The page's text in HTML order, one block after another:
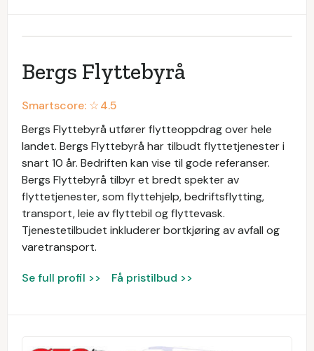
Bergs Flyttebyrå
Smartscore: ☆4.5
Bergs Flyttebyrå utfører flytteoppdrag over hele
landet. Bergs Flyttebyrå har tilbudt flyttetjenester i
snart 10 år. Bedriften kan vise til gode referanser.
Bergs Flyttebyrå tilbyr et bredt spekter av
flyttetjenester, som flyttehjelp, bedriftsflytting,
transport, leie av flyttebil og flyttevask.
Tjenestetilbudet inkluderer bortkjøring av avfall og
varetransport.
Se full profil >> Få pristilbud >>